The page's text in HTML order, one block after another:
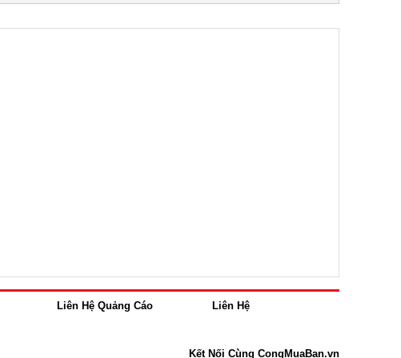
Liên Hệ Quảng Cáo
Liên Hệ
Kết Nối Cùng CongMuaBan.vn